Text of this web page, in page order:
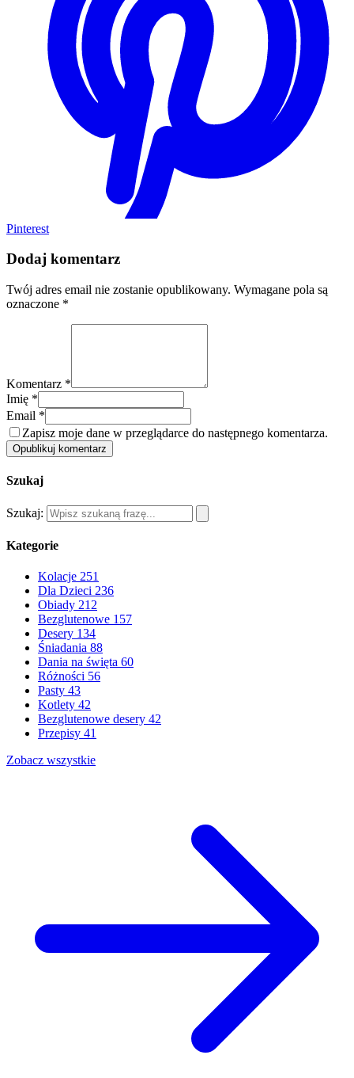
Pinterest
Dodaj komentarz
Twój adres email nie zostanie opublikowany. Wymagane pola są
oznaczone *
Komentarz *
Imię *
Email *
Zapisz moje dane w przeglądarce do następnego komentarza.
Opublikuj komentarz
Szukaj
Szukaj:
Kategorie
Kolacje 251
Dla Dzieci 236
Obiady 212
Bezglutenowe 157
Desery 134
Śniadania 88
Dania na święta 60
Różności 56
Pasty 43
Kotlety 42
Bezglutenowe desery 42
Przepisy 41
Zobacz wszystkie